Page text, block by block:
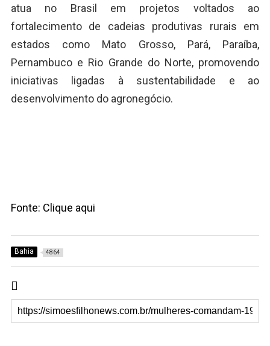
atua no Brasil em projetos voltados ao
fortalecimento de cadeias produtivas rurais em
estados como Mato Grosso, Pará, Paraíba,
Pernambuco e Rio Grande do Norte, promovendo
iniciativas ligadas à sustentabilidade e ao
desenvolvimento do agronegócio.
Fonte: Clique aqui
Bahia 4864